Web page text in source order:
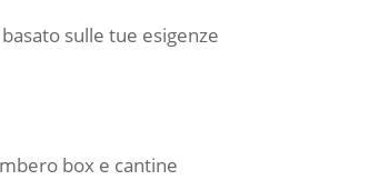
sulle tue esigenze
box e cantine